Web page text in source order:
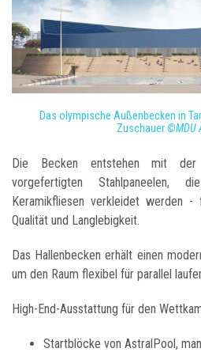
Das olympische Außenbecken in
Zuschauer©MDU
Die Becken entstehen mit der
vorgefertigten Stahlpaneelen,
Keramikfliesen verkleidet werden -
Qualität und Langlebigkeit.
Das Hallenbecken erhält einen
um den Raum flexibel für parallel
High-End-Ausstattung für den
Startblöcke von AstralPool,